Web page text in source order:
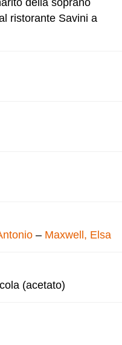
della soprano
ristorante Savini a
– Maxwell, Elsa
(acetato)